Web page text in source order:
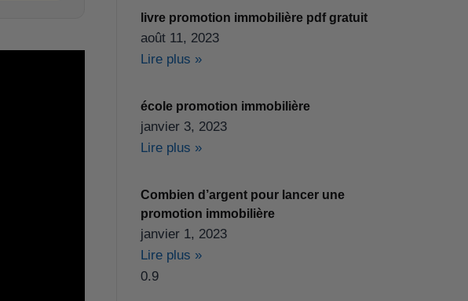
livre promotion immobilière pdf gratuit
août 11, 2023
Lire plus »
école promotion immobilière
janvier 3, 2023
Lire plus »
Combien d’argent pour lancer une
promotion immobilière
janvier 1, 2023
Lire plus »